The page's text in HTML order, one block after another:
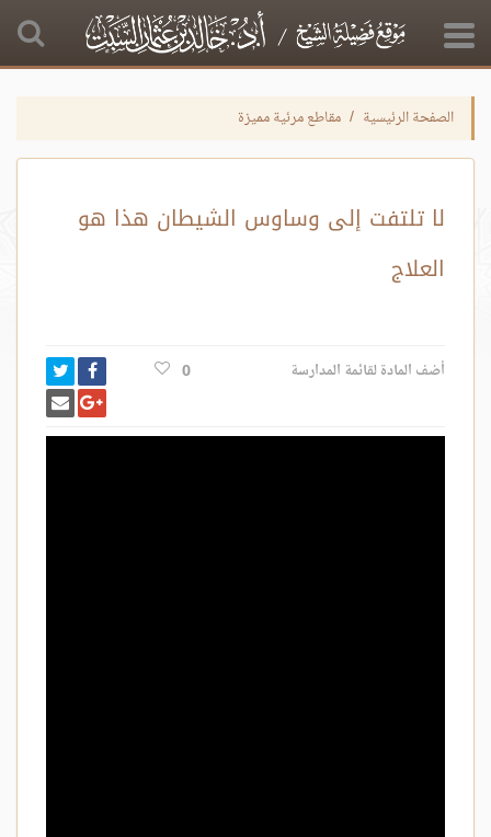
الصفحة الرئيسية مقاطع مرئية مميزة
لا تلتفت إلى وساوس الشيطان هذا هو
العلاج
أضف المادة لقائمة المدارسة 0 شارك على
انشر
شارك على